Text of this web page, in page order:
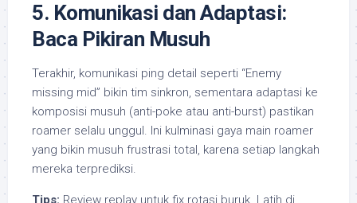
5. Komunikasi dan Adaptasi:
Baca Pikiran Musuh
Terakhir, komunikasi ping detail seperti “Enemy
missing mid” bikin tim sinkron, sementara adaptasi ke
komposisi musuh (anti-poke atau anti-burst) pastikan
roamer selalu unggul. Ini kulminasi gaya main roamer
yang bikin musuh frustrasi total, karena setiap langkah
mereka terprediksi.
Tips: Review replay untuk fix rotasi buruk. Latih di